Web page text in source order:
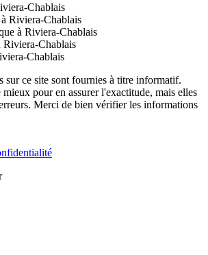
Chablais
Riviera-Chablais
à Riviera-Chablais
Riviera-Chablais
Chablais
sur ce site sont fournies à titre informatif.
pour en assurer l'exactitude, mais elles
Merci de bien vérifier les informations